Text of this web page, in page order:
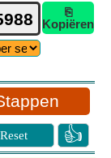
⎘
Kopiëren
Reset 👍